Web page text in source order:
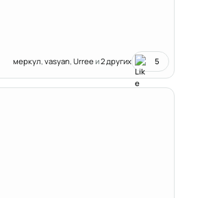
меркул, vasyan, Urree и2 других 5